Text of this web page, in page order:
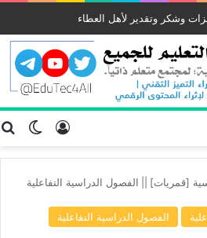
وشكر وتقدير لأهل العطاء
تسجيل
[قمريات] الفصول الدراسية التفاعلية
الفصول الدراسية التفاعلية